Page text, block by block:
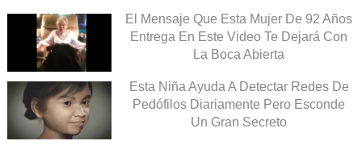
El Mensaje Que Esta Mujer De 92 Años
Entrega En Este Video Te Dejará Con
La Boca Abierta
Esta Niña Ayuda A Detectar Redes De
Pedófilos Diariamente Pero Esconde
Un Gran Secreto